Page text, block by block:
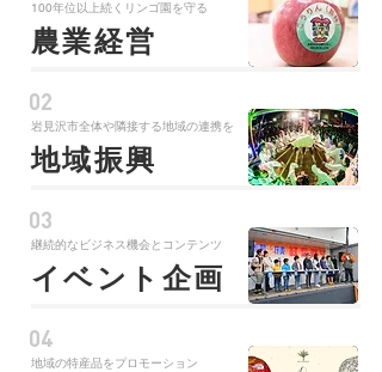
100年位以上続くリンゴ園を守る
農業経営
02
岩見沢市全体や隣接する地域の連携を
地域振興
03
継続的なビジネス機会とコンテンツ
イベント企画
04
地域の特産品をプロモーション